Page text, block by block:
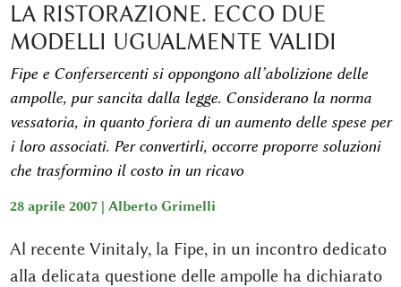
LA RISTORAZIONE. ECCO DUE
MODELLI UGUALMENTE VALIDI
Fipe e Confersercenti si oppongono all’abolizione delle
ampolle, pur sancita dalla legge. Considerano la norma
vessatoria, in quanto foriera di un aumento delle spese per
i loro associati. Per convertirli, occorre proporre soluzioni
che trasformino il costo in un ricavo
28 aprile 2007 | Alberto Grimelli
Al recente Vinitaly, la Fipe, in un incontro dedicato
alla delicata questione delle ampolle ha dichiarato